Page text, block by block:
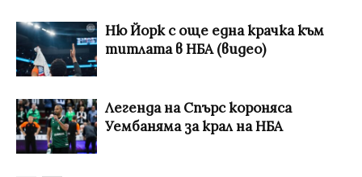
Ню Йорк с още една крачка към
титлата в НБА (видео)
Легенда на Спърс короняса
Уембаняма за крал на НБА